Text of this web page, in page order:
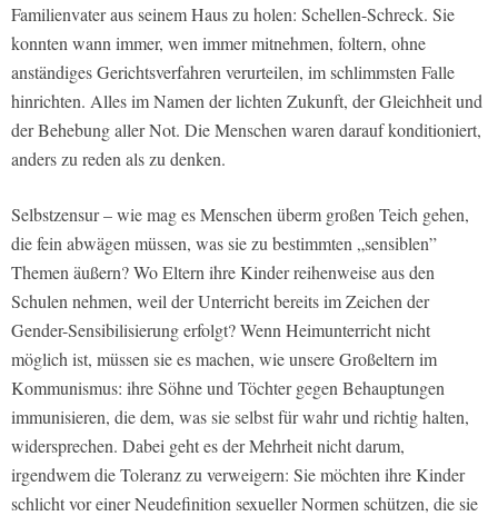
Familienvater aus seinem Haus zu holen: Schellen-Schreck. Sie
konnten wann immer, wen immer mitnehmen, foltern, ohne
anständiges Gerichtsverfahren verurteilen, im schlimmsten Falle
hinrichten. Alles im Namen der lichten Zukunft, der Gleichheit und
der Behebung aller Not. Die Menschen waren darauf konditioniert,
anders zu reden als zu denken.
Selbstzensur – wie mag es Menschen überm großen Teich gehen,
die fein abwägen müssen, was sie zu bestimmten „sensiblen”
Themen äußern? Wo Eltern ihre Kinder reihenweise aus den
Schulen nehmen, weil der Unterricht bereits im Zeichen der
Gender-Sensibilisierung erfolgt? Wenn Heimunterricht nicht
möglich ist, müssen sie es machen, wie unsere Großeltern im
Kommunismus: ihre Söhne und Töchter gegen Behauptungen
immunisieren, die dem, was sie selbst für wahr und richtig halten,
widersprechen. Dabei geht es der Mehrheit nicht darum,
irgendwem die Toleranz zu verweigern: Sie möchten ihre Kinder
schlicht vor einer Neudefinition sexueller Normen schützen, die sie